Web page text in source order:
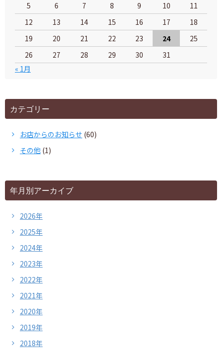
5
6 7 8 9 10
11
12
13 14 15 16 17
18
19
20 21 22 23 24
25
26
27 28 29 30
31
« 1月
カテゴリー
お店からのお知らせ (60)
その他 (1)
年月別アーカイブ
2026年
2025年
2024年
2023年
2022年
2021年
2020年
2019年
2018年